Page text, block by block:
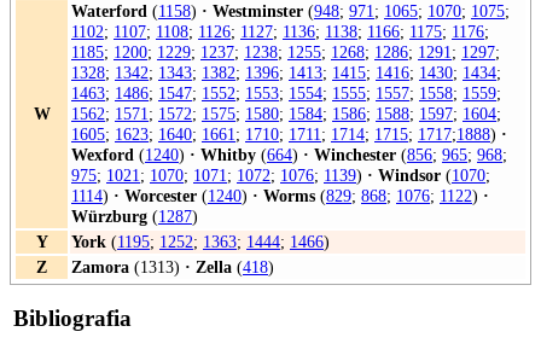
W
Waterford (1158) · Westminster (948; 971; 1065; 1070; 1075;
1102; 1107; 1108; 1126; 1127; 1136; 1138; 1166; 1175; 1176;
1185; 1200; 1229; 1237; 1238; 1255; 1268; 1286; 1291; 1297;
1328; 1342; 1343; 1382; 1396; 1413; 1415; 1416; 1430; 1434;
1463; 1486; 1547; 1552; 1553; 1554; 1555; 1557; 1558; 1559;
1562; 1571; 1572; 1575; 1580; 1584; 1586; 1588; 1597; 1604;
1605; 1623; 1640; 1661; 1710; 1711; 1714; 1715; 1717;1888) ·
Wexford (1240) · Whitby (664) · Winchester (856; 965; 968;
975; 1021; 1070; 1071; 1072; 1076; 1139) · Windsor (1070;
1114) · Worcester (1240) · Worms (829; 868; 1076; 1122) ·
Würzburg (1287)
Y
York (1195; 1252; 1363; 1444; 1466)
Z
Zamora (1313) · Zella (418)
Bibliografia